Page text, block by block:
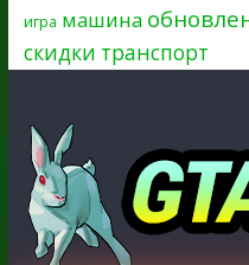
игра машина
скидки транспорт